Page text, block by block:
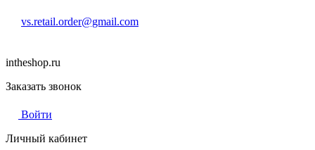
vs.retail.order@gmail.com
intheshop.ru
Заказать звонок
Войти
Личный кабинет